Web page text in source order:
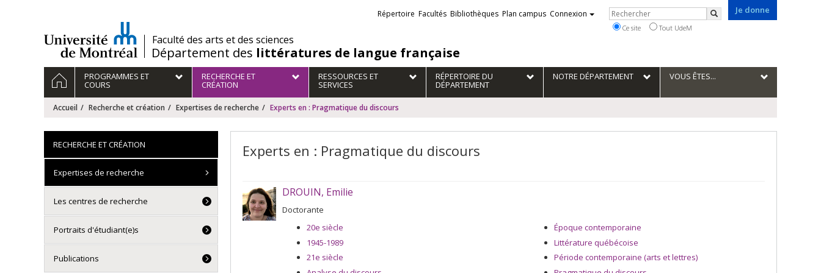
/Faculté des arts et des sciences
Département des littératures de langue française
Je donne
Liens
externes
Répertoire Facultés Bibliothèques Plan campus Connexion Rechercher
Rechercher
Ce site Tout UdeM
Navigation
principale
ACCUEILPROGRAMMES ET
COURS
RECHERCHE ET
CRÉATION
RESSOURCES ET
SERVICES
RÉPERTOIRE DU
DÉPARTEMENT
NOTRE DÉPARTEMENT VOUS ÊTES...
Accueil Recherche et création Expertises de recherche Experts en : Pragmatique du discours
Experts en : Pragmatique du discours
DROUIN, Emilie
Doctorante
20e siècle
1945-1989
21e siècle
Époque contemporaine
Littérature québécoise
Période contemporaine (arts et lettres)
RECHERCHE ET CRÉATION
Expertises de recherche
Les centres de recherche
Portraits d'étudiant(e)s
Publications